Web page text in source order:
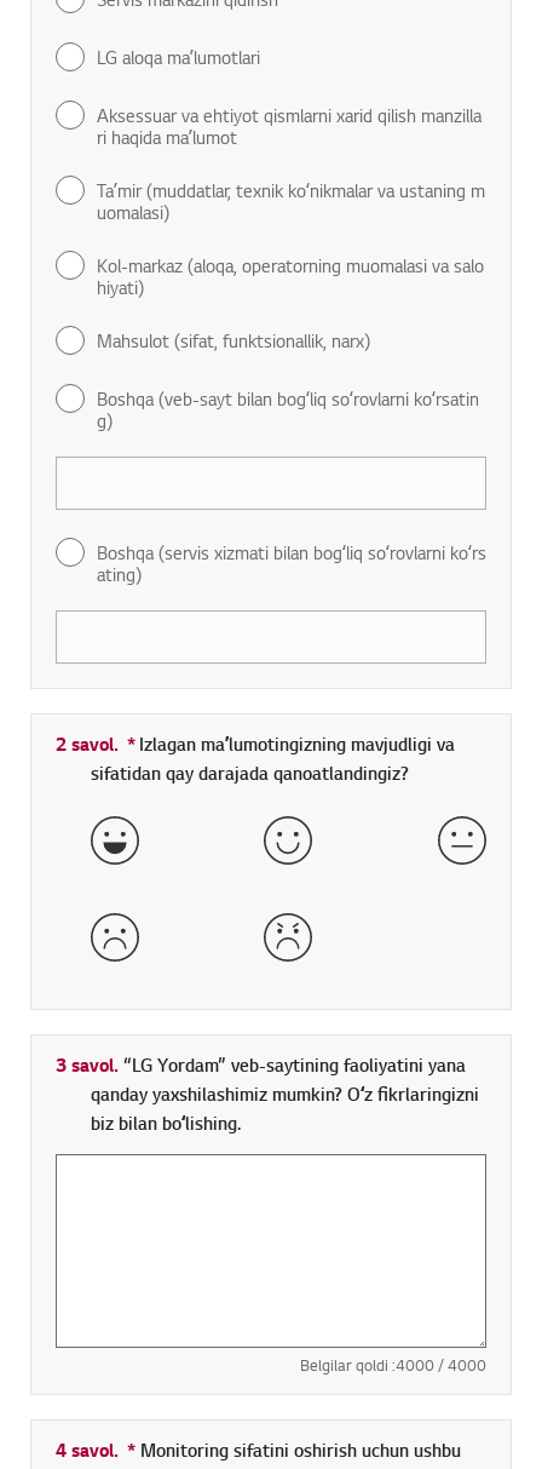
LG aloqa maʼlumotlari
Aksessuar va ehtiyot qismlarni xarid qilish manzilla
ri haqida maʼlumot
Taʼmir (muddatlar, texnik koʻnikmalar va ustaning m
uomalasi)
Kol-markaz (aloqa, operatorning muomalasi va salo
hiyati)
Mahsulot (sifat, funktsionallik, narx)
Boshqa (veb-sayt bilan bogʻliq soʻrovlarni koʻrsatin
g)
Boshqa (servis xizmati bilan bogʻliq soʻrovlarni koʻrs
ating)
2 savol. *Toʻldirish shart boʻlgan maydon
Izlagan maʼlumotingizning mavjudligi va
sifatidan qay darajada qanoatlandingiz?
aʼlo yaxshi
yomon juda yomon
3 savol.“LG Yordam” veb-saytining faoliyatini yana
qanday yaxshilashimiz mumkin? Oʻz fikrlaringizni
biz bilan boʻlishing.
Belgilar qoldi :4000/ 4000
4 savol. * Toʻldirish shart boʻlgan maydon
Monitoring sifatini oshirish uchun ushbu